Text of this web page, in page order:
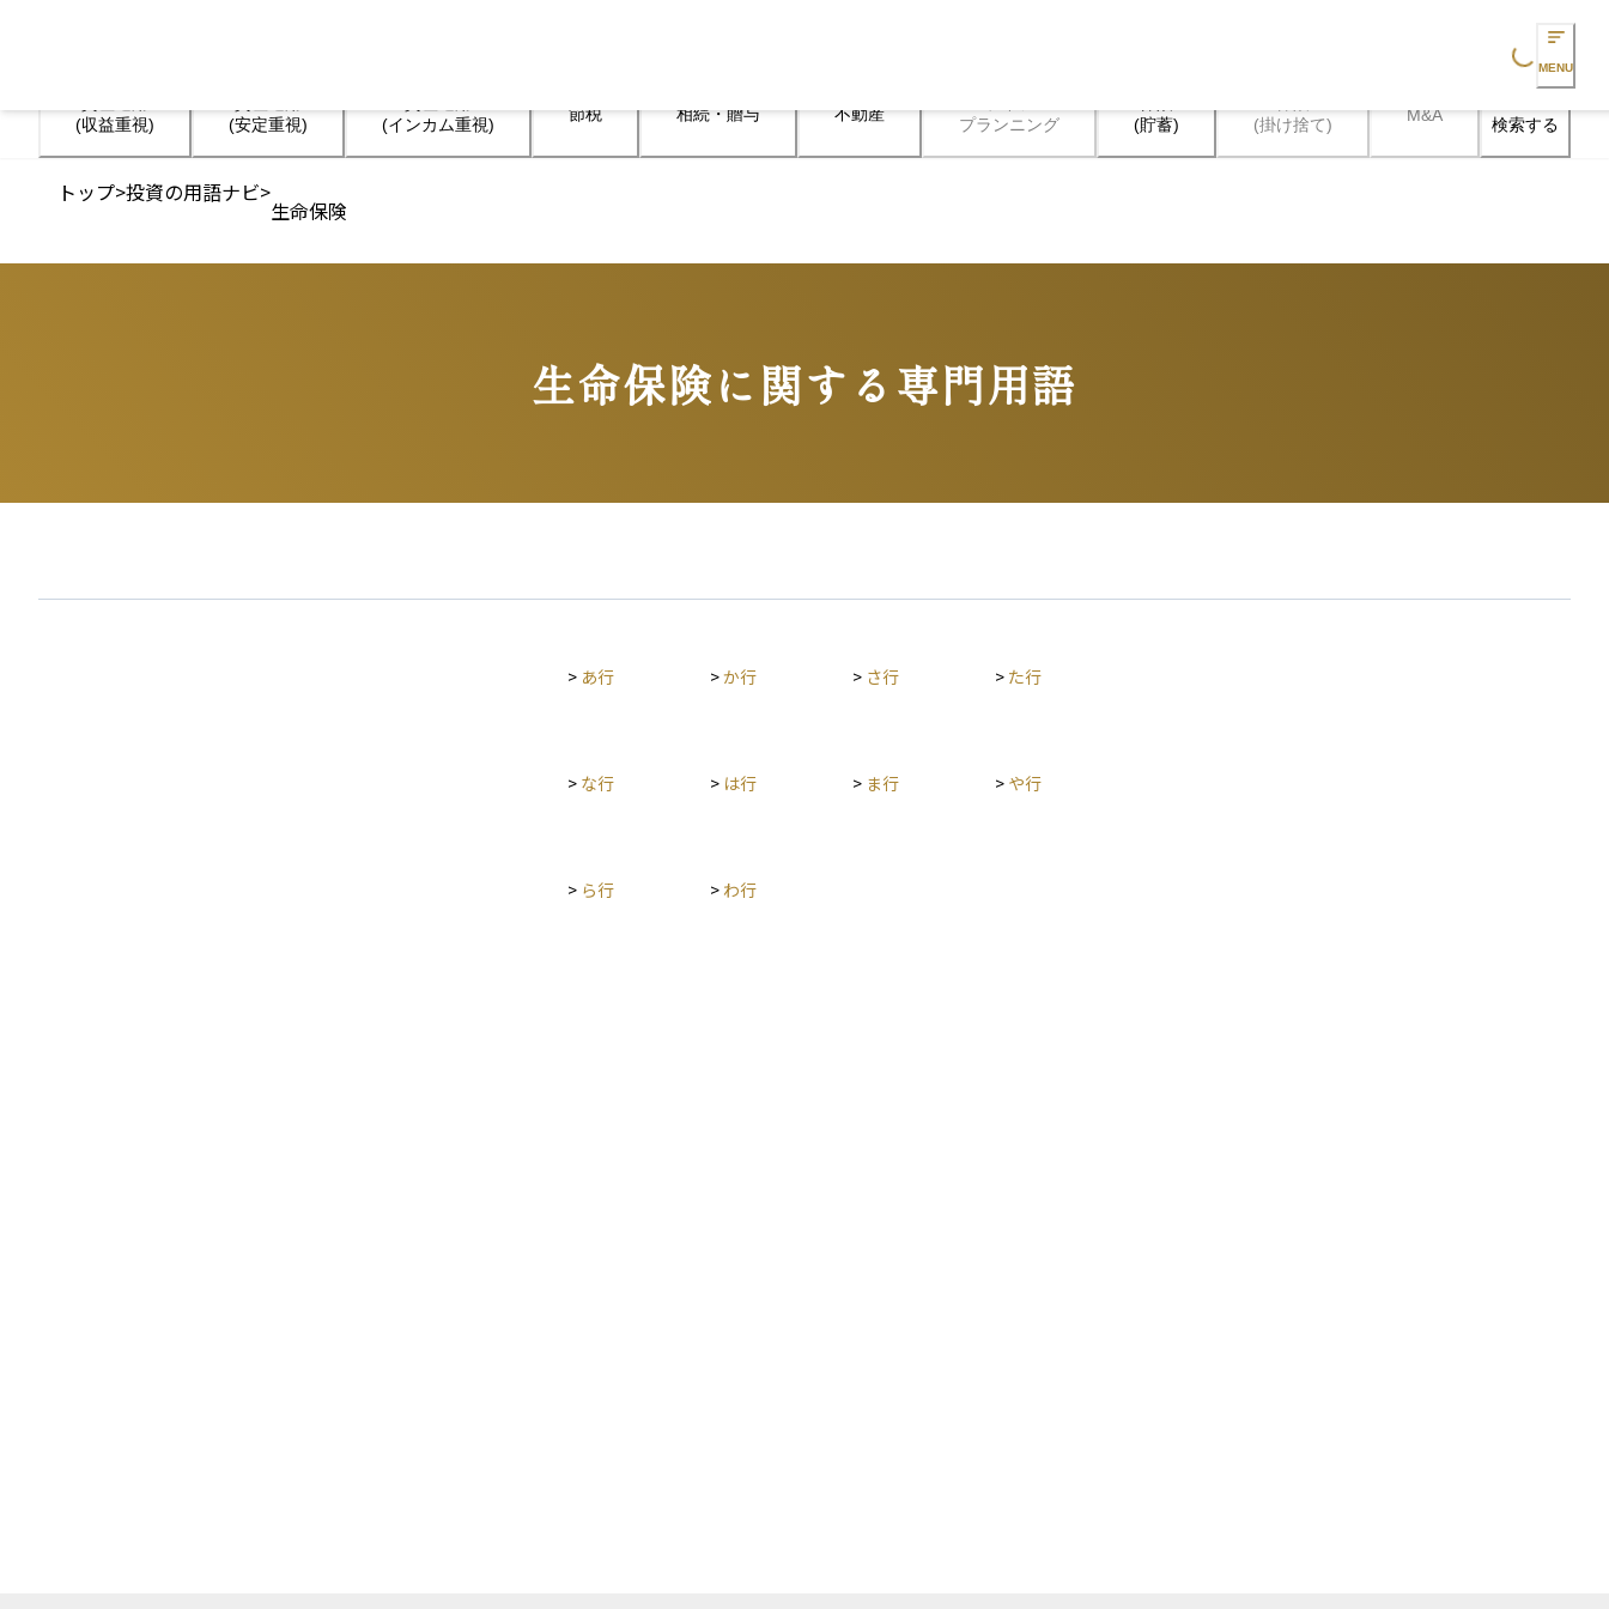
Loading...MENU
(収益重視)
(安定重視)
(インカム重視)
節税 相続・贈与 不動産
プランニング
(貯蓄)
(掛け捨て)
M&A 検索する
トップ>投資の用語ナビ>
生命保険
生命保険に関する専門用語
> あ行 >か行 > さ行 > た行
> な行 > は行 > ま行 > や行
> ら行 > わ行